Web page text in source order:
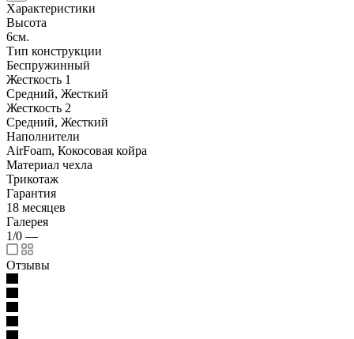
Характеристики
Высота
6см.
Тип конструкции
Беспружинный
Жесткость 1
Средний, Жесткий
Жесткость 2
Средний, Жесткий
Наполнители
AirFoam, Кокосовая койра
Материал чехла
Трикотаж
Гарантия
18 месяцев
Галерея
1/0 —
Отзывы